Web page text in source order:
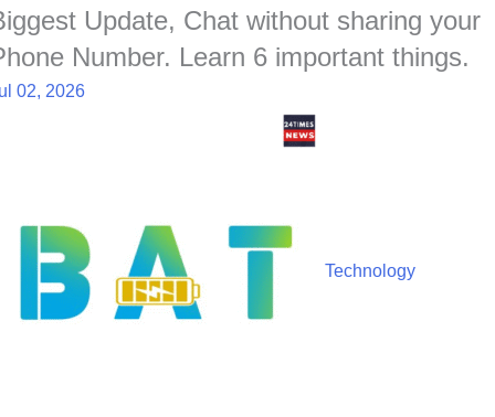
Update, Chat without sharing your
Number. Learn 6 important things.
02, 2026
Technology